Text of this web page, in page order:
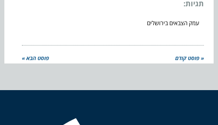
תגיות:
עמק הצבאים בירושלים
« פוסט קודם פוסט הבא »